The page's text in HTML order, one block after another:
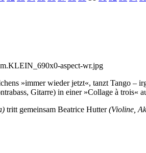
»immer wieder jetzt«, tanzt Tango –
Gitarre) in einer »Collage à trois«
tritt gemeinsam Beatrice Hutter(Violine,